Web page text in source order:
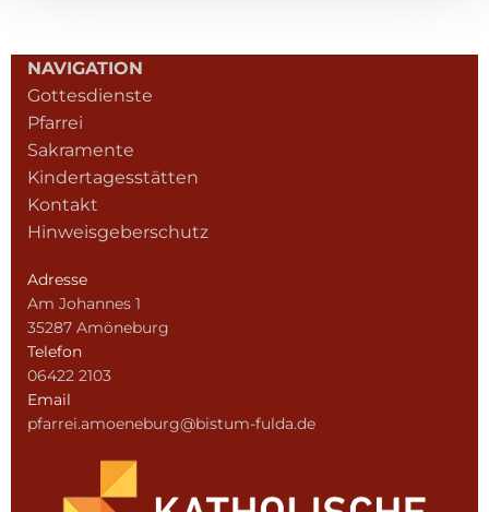
NAVIGATION
Gottesdienste
Pfarrei
Sakramente
Kindertagesstätten
Kontakt
Hinweisgeberschutz
Adresse
Am Johannes 1
35287 Amöneburg
Telefon
06422 2103
Email
pfarrei.amoeneburg@bistum-fulda.de